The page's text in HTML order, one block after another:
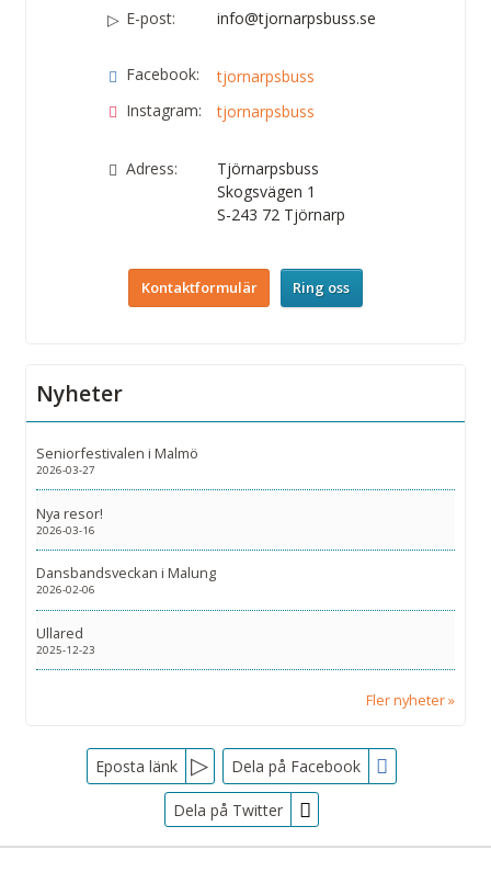
E-post: info@tjornarpsbuss.se
Facebook:
tjornarpsbuss
Instagram:
tjornarpsbuss
Adress:
Tjörnarpsbuss
Skogsvägen 1
S-243 72 Tjörnarp
Kontaktformulär Ring oss
Nyheter
Seniorfestivalen i Malmö
2026-03-27
Nya resor!
2026-03-16
Dansbandsveckan i Malung
2026-02-06
Ullared
2025-12-23
Fler nyheter
FacebookEposta länk Dela på Facebook
Dela på Twitter